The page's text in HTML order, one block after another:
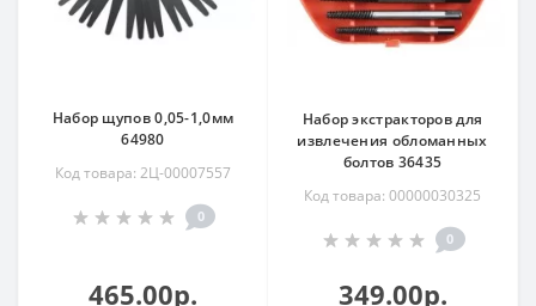
Набор щупов 0,05-1,0мм
64980
Код товара: 2Ц-00007557
0
465.00р.
Набор экстракторов для
извлечения обломанных
болтов 36435
Код товара: 00000030325
0
349.00р.